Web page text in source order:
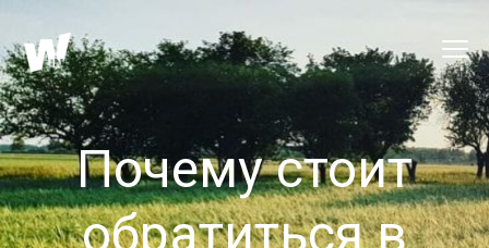
Почему стоит
обратиться в